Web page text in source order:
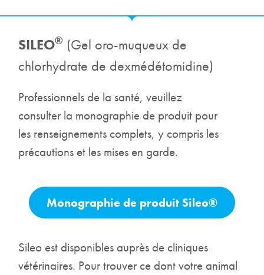
SILEO® (Gel oro-muqueux de
chlorhydrate de dexmédétomidine)
Professionnels de la santé, veuillez
consulter la monographie de produit pour
les renseignements complets, y compris les
précautions et les mises en garde.
Monographie de produit Sileo®
Sileo est disponibles auprès de cliniques
vétérinaires. Pour trouver ce dont votre animal